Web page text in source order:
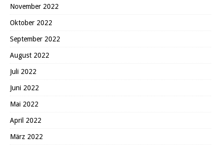
November 2022
Oktober 2022
September 2022
August 2022
Juli 2022
Juni 2022
Mai 2022
April 2022
März 2022